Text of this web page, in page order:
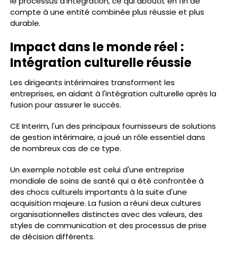
compte à une entité combinée plus réussie et plus
durable.
Impact dans le monde réel :
Intégration culturelle réussie
Les dirigeants intérimaires transforment les
entreprises, en aidant à l'intégration culturelle après la
fusion pour assurer le succès.
CE Interim, l'un des principaux fournisseurs de solutions
de gestion intérimaire, a joué un rôle essentiel dans
de nombreux cas de ce type.
Un exemple notable est celui d'une entreprise
mondiale de soins de santé qui a été confrontée à
des chocs culturels importants à la suite d'une
acquisition majeure. La fusion a réuni deux cultures
organisationnelles distinctes avec des valeurs, des
styles de communication et des processus de prise
de décision différents.